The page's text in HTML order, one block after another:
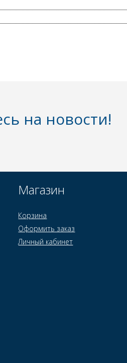
на новости!
Магазин
Корзина
Оформить заказ
Личный кабинет